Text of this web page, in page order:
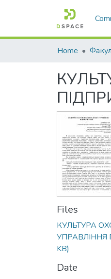
Home
Files
КУЛЬТУРА
УПРАВЛІННЯ
KB)
Date